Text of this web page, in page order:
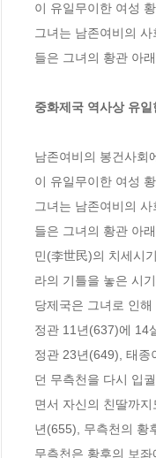
이 유일무이한 여성
그녀는 남존여비의
들은 그녀의 황관 아
중화제국 역사상 유일
남존여비의 봉건사회
이 유일무이한 여성
그녀는 남존여비의
들은 그녀의 황관 아
민(李世民)의 치세시
라의 기틀을 놓은 시
당제국은 그녀로 인
정관 11년(637)에 14
정관 23년(649), 태종
던 무측천을 다시 입
면서 자신의 친딸까
년(655), 무측천의 황
무측천은 황후의 보